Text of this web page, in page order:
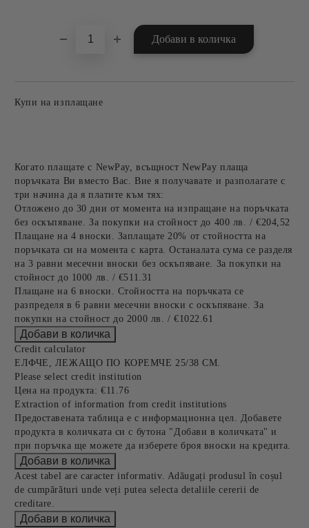
Купи на изплащане
Когато плащате с NewPay, всъщност NewPay плаща
поръчката Ви вместо Вас. Вие я получавате и разполагате с
три начина да я платите към тях:
Отложено до 30 дни от момента на изпращане на поръчката
без оскъпяване. За покупки на стойност до 400 лв. / €204,52
Плащане на 4 вноски. Заплащате 20% от стойността на
поръчката си на момента с карта. Останалата сума се разделя
на 3 равни месечни вноски без оскъпяване. За покупки на
стойност до 1000 лв. / €511.31
Плащане на 6 вноски. Стойността на поръчката се
разпределя в 6 равни месечни вноски с оскъпяване. За
покупки на стойност до 2000 лв. / €1022.61
Credit calculator
ЕЛФЧЕ, ЛЕЖАЩО ПО КОРЕМЧЕ 25/38 СМ.
Please select credit institution
Цена на продукта: €11.76
Extraction of information from credit institutions
Предоставената таблица е с информационна цел. Добавете
продукта в количката си с бутона "Добави в количката" и
при поръчка ще можете да изберете броя вноски на кредита.
Acest tabel are caracter informativ. Adăugați produsul în coșul
de cumpărături unde veți putea selecta detaliile cererii de
creditare.